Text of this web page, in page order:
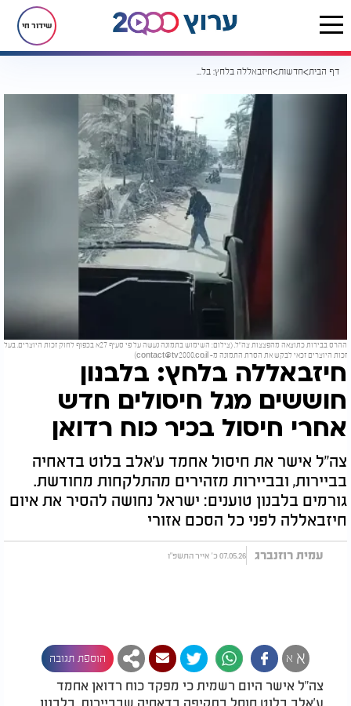
שידור חי
דף הבית חדשות חיזבאללה בלחץ: בלבנון חוששים מגל חיסולים חדש אחרי חיסול בכיר כוח רדואן
ההרס בבירות כתוצאה מהפצצות צה"ל. (צילום: השימוש בתמונה נעשה על פי סעיף 27א בכפוף לחוק זכות היוצרים. בעל
זכות היוצרים זכאי לבקש את הסרת התמונה מ-contact@tv2000.co.il
)
חיזבאללה בלחץ: בלבנון
חוששים מגל חיסולים חדש
אחרי חיסול בכיר כוח רדואן
צה"ל אישר את חיסול אחמד ע'אלב בלוט בדאחיה
בביירות, ובביירות מזהירים מהתלקחות מחודשת.
גורמים בלבנון טוענים: ישראל נחושה להסיר את איום
חיזבאללה לפני כל הסכם אזורי
עמית רוזנברג 07.05.26 כ' אייר התשפ"ו
א א הוספת תגובה
צה"ל אישר היום רשמית כי מפקד כוח רדואן אחמד
ע'אלב בלוט חוסל בתקיפה בדאחיה שבביירות. בלבנון